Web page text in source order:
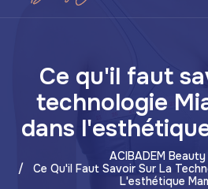
Ce qu'il faut
technologie
dans
ACIBADEM
Ce Qu'il Faut Savoir Sur La
L'esthétique